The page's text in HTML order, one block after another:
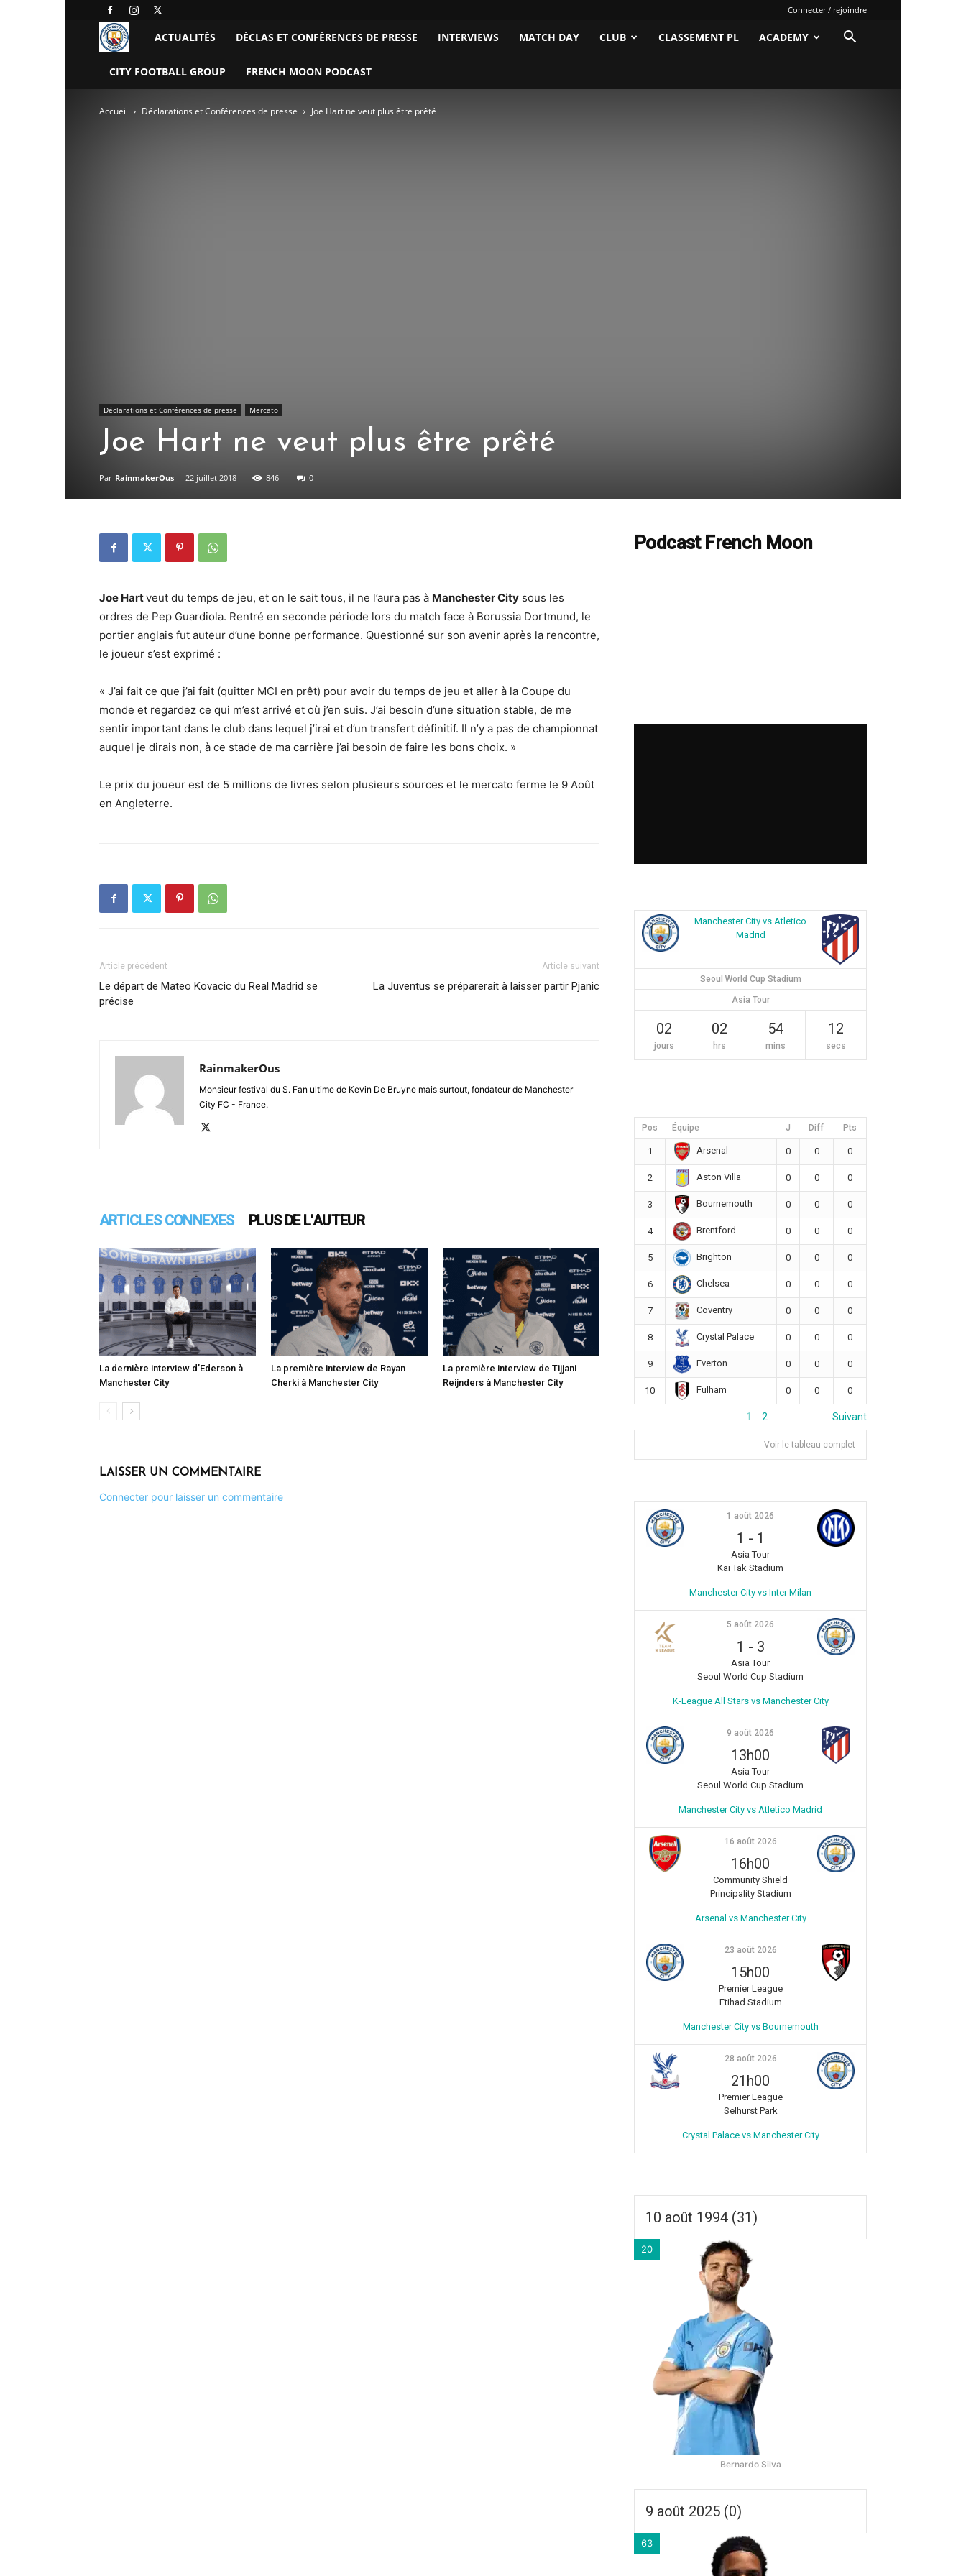
Connecter / rejoindre
Manchester
City
FC
ACTUALITÉS DÉCLAS ET CONFÉRENCES DE PRESSE INTERVIEWS MATCH DAY CLUB CLASSEMENT PL ACADEMY
CITY FOOTBALL GROUP FRENCH MOON PODCAST
Accueil Déclarations et Conférences de presse Joe Hart ne veut plus être prêté
Déclarations et Conférences de presse Mercato
Joe Hart ne veut plus être prêté
Par RainmakerOus - 22 juillet 2018 846 0
Joe Hartveut du temps de jeu, et on le sait tous, il ne l’aura pas à Manchester City sous les
ordres de Pep Guardiola. Rentré en seconde période lors du match face à Borussia Dortmund, le
portier anglais fut auteur d’une bonne performance. Questionné sur son avenir après la rencontre,
le joueur s’est exprimé :
« J’ai fait ce que j’ai fait (quitter MCI en prêt) pour avoir du temps de jeu et aller à la Coupe du
monde et regardez ce qui m’est arrivé et où j’en suis. J’ai besoin d’une situation stable, de me
sentir important dans le club dans lequel j’irai et d’un transfert définitif. Il n’y a pas de championnat
auquel je dirais non, à ce stade de ma carrière j’ai besoin de faire les bons choix. »
Le prix du joueur est de 5 millions de livres selon plusieurs sources et le mercato ferme le 9 Août
en Angleterre.
Article précédent
Le départ de Mateo Kovacic du Real Madrid se
précise
Article suivant
La Juventus se préparerait à laisser partir Pjanic
RainmakerOus
Monsieur festival du S. Fan ultime de Kevin De Bruyne mais surtout, fondateur de Manchester
City FC - France.
ARTICLES CONNEXES PLUS DE L'AUTEUR
La dernière interview d’Ederson à
Manchester City
La première interview de Rayan
Cherki à Manchester City
La première interview de Tijjani
Reijnders à Manchester City
LAISSER UN COMMENTAIRE
Connecter pour laisser un commentaire
Podcast French Moon
Manchester City vs Atletico
Madrid
Seoul World Cup Stadium
Asia Tour
02
jours
02
hrs
54
mins
11
secs
Pos Équipe J Diff Pts
1 Arsenal 0 0 0
2 Aston Villa 0 0 0
3 Bournemouth 0 0 0
4 Brentford 0 0 0
5 Brighton 0 0 0
6 Chelsea 0 0 0
7 Coventry 0 0 0
8 Crystal Palace 0 0 0
9 Everton 0 0 0
10 Fulham 0 0 0
1 2 Suivant
Voir le tableau complet
1 août 2026
1 - 1
Asia Tour
Kai Tak Stadium
Manchester City vs Inter Milan
5 août 2026
1 - 3
Asia Tour
Seoul World Cup Stadium
K-League All Stars vs Manchester City
9 août 2026
13h00
Asia Tour
Seoul World Cup Stadium
Manchester City vs Atletico Madrid
16 août 2026
16h00
Community Shield
Principality Stadium
Arsenal vs Manchester City
23 août 2026
15h00
Premier League
Etihad Stadium
Manchester City vs Bournemouth
28 août 2026
21h00
Premier League
Selhurst Park
Crystal Palace vs Manchester City
10 août 1994 (31)
20
Bernardo Silva
9 août 2025 (0)
63